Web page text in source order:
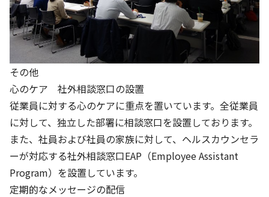
その他
心のケア 社外相談窓口の設置
従業員に対する心のケアに重点を置いています。全従業員
に対して、独立した部署に相談窓口を設置しております。
また、社員および社員の家族に対して、ヘルスカウンセラ
ーが対応する社外相談窓口EAP（Employee Assistant
Program）を設置しています。
定期的なメッセージの配信